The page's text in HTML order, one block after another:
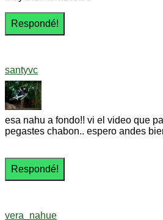
santyvc
esa nahu a fondo!! vi el video que
pegastes chabon.. espero andes
vera_nahue